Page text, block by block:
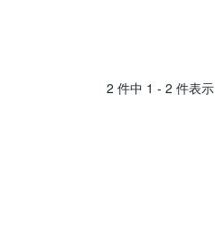
2 件中 1 - 2 件表示